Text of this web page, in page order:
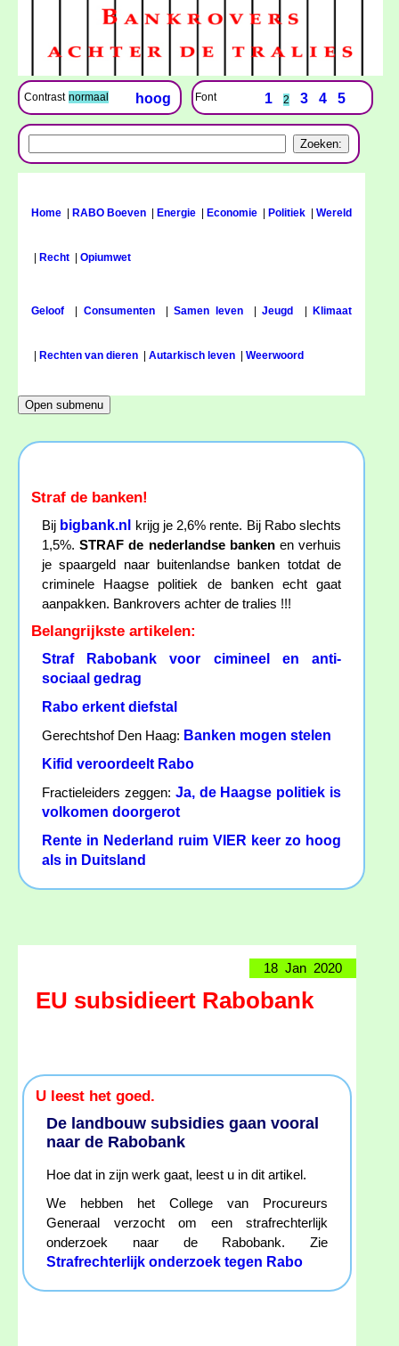
Contrast normaal hoog Font 1 2 3 4 5
Home RABO Boeven Energie Economie Politiek Wereld
Recht Opiumwet
Geloof Consumenten|Samen leven|Jeugd Klimaat
Rechten van dieren Autarkisch leven Weerwoord
Straf de banken!
Bij bigbank.nl
krijg je 2,6% rente. Bij Rabo slechts
1,5%.STRAF de nederlandse bankenen verhuis
je spaargeld naar buitenlandse banken totdat de
criminele Haagse politiek de banken echt gaat
aanpakken. Bankrovers achter de tralies !!!
Belangrijkste artikelen:
Straf Rabobank voor cimineel en anti-
sociaal gedrag
Rabo erkent diefstal
Gerechtshof Den Haag: Banken mogen stelen
Kifid veroordeelt Rabo
Fractieleiders zeggen: Ja, de Haagse politiek is
volkomen doorgerot
Rente in Nederland ruim VIER keer zo hoog
als in Duitsland
18 Jan 2020
EU subsidieert Rabobank
U leest het goed.
De landbouw subsidies gaan vooral
naar de Rabobank
Hoe dat in zijn werk gaat, leest u in dit artikel.
We hebben het College van Procureurs
Generaal verzocht om een strafrechterlijk
onderzoek naar de Rabobank. Zie
Strafrechterlijk onderzoek tegen Rabo